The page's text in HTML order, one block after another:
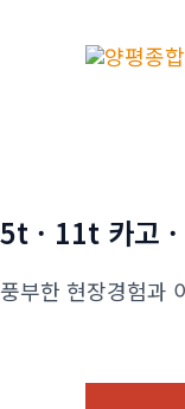
뛰
5t · 11t 카고
풍부한 현장경험과